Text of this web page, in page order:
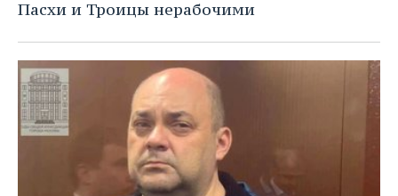
Пасхи и Троицы нерабочими